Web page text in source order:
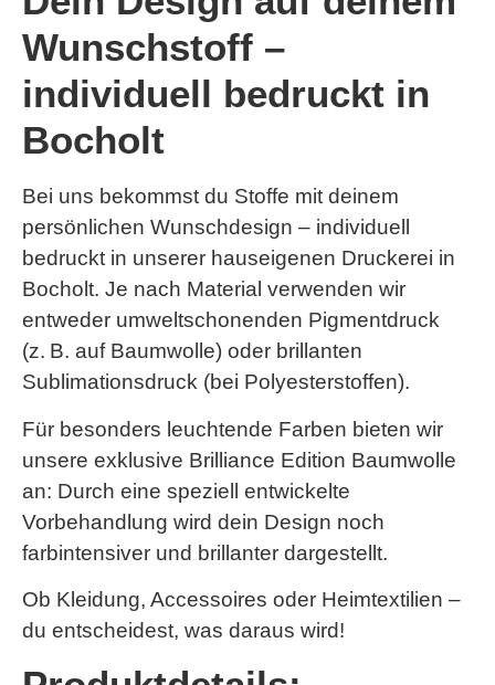
Wunschstoff –
individuell bedruckt in
Bocholt
Bei uns bekommst du Stoffe mit deinem
persönlichen Wunschdesign – individuell
bedruckt in unserer hauseigenen Druckerei in
Bocholt. Je nach Material verwenden wir
entweder umweltschonenden Pigmentdruck
(z. B. auf Baumwolle) oder brillanten
Sublimationsdruck (bei Polyesterstoffen).
Für besonders leuchtende Farben bieten wir
unsere exklusive Brilliance Edition Baumwolle
an: Durch eine speziell entwickelte
Vorbehandlung wird dein Design noch
farbintensiver und brillanter dargestellt.
Ob Kleidung, Accessoires oder Heimtextilien –
du entscheidest, was daraus wird!